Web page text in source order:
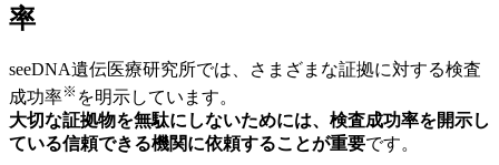
率
seeDNA遺伝医療研究所では、さまざまな証拠に対する検査
成功率※ を明示しています。
大切な証拠物を無駄にしないためには、検査成功率を開示し
ている信頼できる機関に依頼することが重要です。